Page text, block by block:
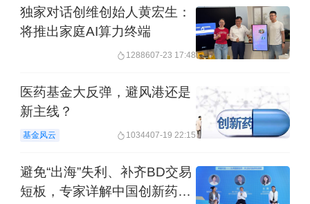
大会活动围绕产业升级、内容创新与国
际拓展持续发力。
在开幕式上，普陀区委副书记、代理区
长赵亮强调了直播经济对消费、贸易、
创新格局、优化行业发展生态、提升产
独家对话创维创始人黄宏生：
将推出家庭AI算力终端
1288607-23 17:48
医药基金大反弹，避风港还是
新主线？
基金风云 1034407-19 22:15
避免“出海”失利、补齐BD交易
短板，专家详解中国创新药全